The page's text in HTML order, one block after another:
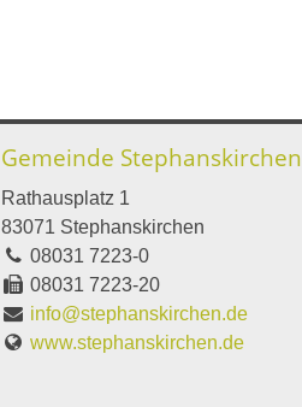
Gemeinde Stephanskirchen
Rathausplatz 1
83071 Stephanskirchen
08031 7223-0
08031 7223-20
info@stephanskirchen.de
www.stephanskirchen.de